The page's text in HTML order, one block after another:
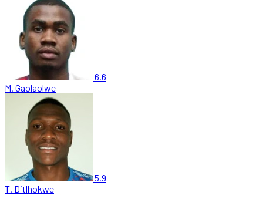
6.6
M. Gaolaolwe
5.9
T. Ditlhokwe